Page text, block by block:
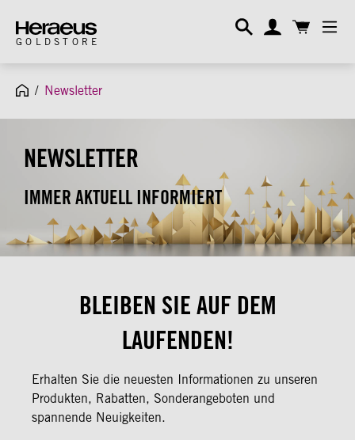
springen
GOLDSTORE
/ Newsletter
NEWSLETTER
IMMER AKTUELL INFORMIERT
BLEIBEN SIE AUF DEM
LAUFENDEN!
Erhalten Sie die neuesten Informationen zu unseren
Produkten, Rabatten, Sonderangeboten und
spannende Neuigkeiten.